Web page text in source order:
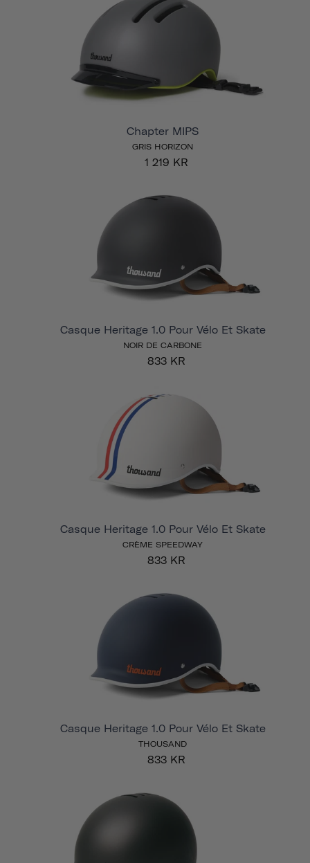
Chapter MIPS
GRIS HORIZON
1 219 KR
Casque Heritage 1.0 Pour Vélo Et Skate
NOIR DE CARBONE
833 KR
Casque Heritage 1.0 Pour Vélo Et Skate
CRÈME SPEEDWAY
833 KR
Casque Heritage 1.0 Pour Vélo Et Skate
THOUSAND
833 KR